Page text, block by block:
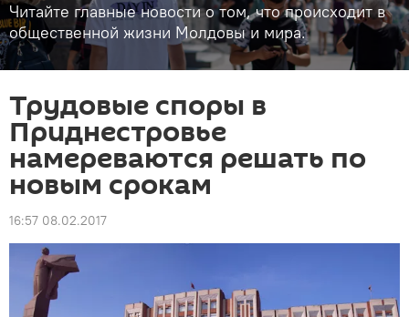
Читайте главные новости о том, что происходит в
общественной жизни Молдовы и мира.
Трудовые споры в
Приднестровье
намереваются решать по
новым срокам
16:57 08.02.2017